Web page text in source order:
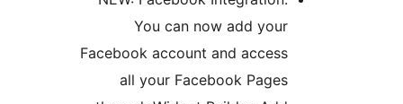
You can now add
Facebook account and
all your Facebook